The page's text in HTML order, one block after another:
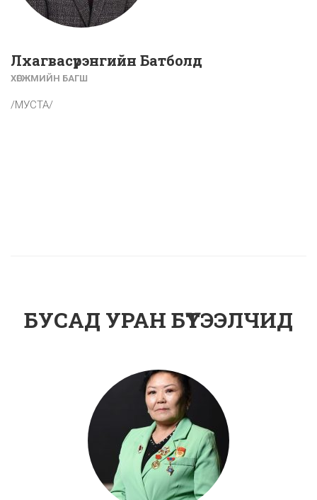
Лхагвасүрэнгийн Батболд
ХӨГЖМИЙН БАГШ
/МУСТА/
БУСАД УРАН БҮТЭЭЛЧИД